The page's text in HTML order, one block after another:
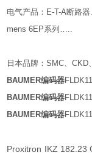
电气产品：E-T-A断路
mens 6EP系列…..
日本品牌：SMC、CKD
BAUMER编码器
BAUMER编码器
BAUMER编码器
Proxitron IKZ 182.23